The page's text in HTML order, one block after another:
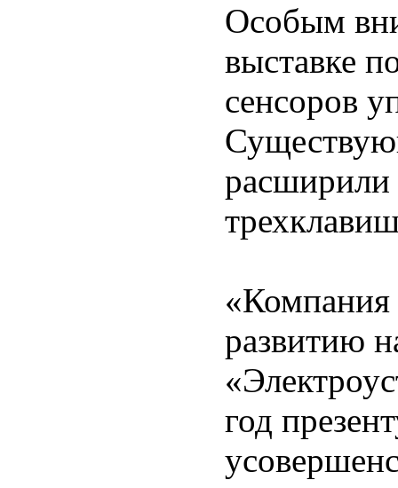
Особым
выставке
сенсоров
расширили
«Компания
развитию
год